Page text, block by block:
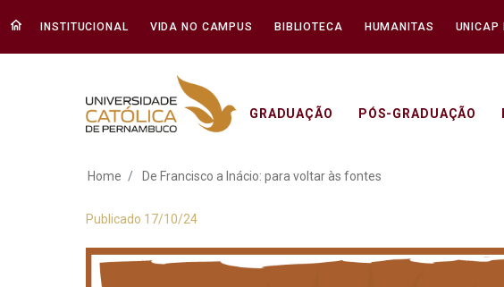
INSTITUCIONAL VIDA NO CAMPUS BIBLIOTECA HUMANITAS UNICAP
GRADUAÇÃO PÓS-GRADUAÇÃO
De Francisco a Inácio:
Home De Francisco a Inácio: para voltar às fontes
Publicado 17/10/24